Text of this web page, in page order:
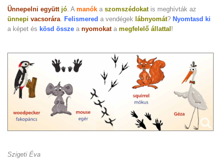
Ünnepelni együtt jó . A manók a szomszédokatis meghívták az
ünnepi vacsorára Felismered a vendégek lábnyomát? Nyomtasd ki
a képet és kösd össze a nyomokata megfelelő állattal!
Szigeti Éva